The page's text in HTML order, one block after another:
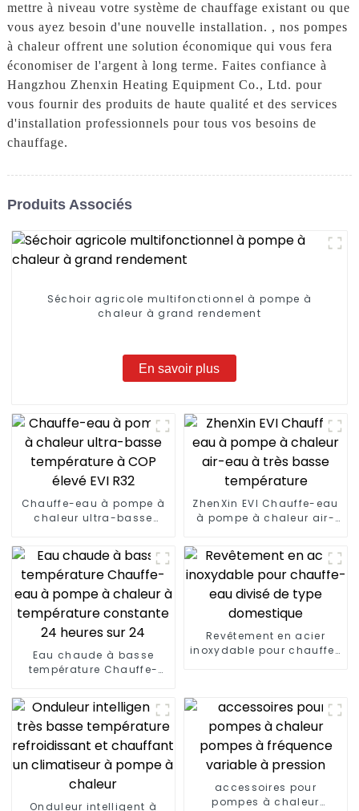
mettre à niveau votre système de chauffage existant ou que
vous ayez besoin d'une nouvelle installation. , nos pompes
à chaleur offrent une solution économique qui vous fera
économiser de l'argent à long terme. Faites confiance à
Hangzhou Zhenxin Heating Equipment Co., Ltd. pour
vous fournir des produits de haute qualité et des services
d'installation professionnels pour tous vos besoins de
chauffage.
Produits Associés
Séchoir agricole multifonctionnel à pompe à
chaleur à grand rendement
En savoir plus
Chauffe-eau à pompe à
chaleur ultra-basse
ZhenXin EVI Chauffe-eau
à pompe à chaleur air-
Eau chaude à basse
température Chauffe-
24 heures sur 24
Revêtement en acier
inoxydable pour chauffe-
Onduleur intelligent à
accessoires pour
pompes à chaleur